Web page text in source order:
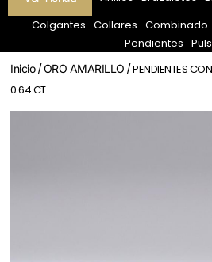
Colgantes Collares Combinado
Pendientes
Inicio/ORO AMARILLO / PENDIENTES
0.64 CT